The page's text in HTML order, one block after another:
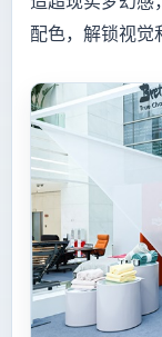
配色，解锁视觉